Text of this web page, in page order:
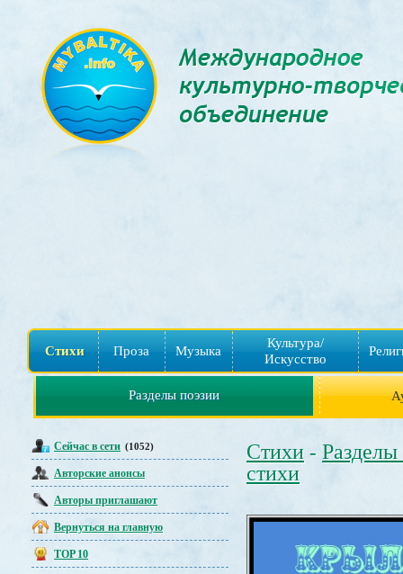
Стихи Проза Музыка
Культура/
Искусство
Разделы поэзии
Сейчас в сети (1052)
Авторские анонсы
Авторы приглашают
Вернуться на главную
TOP 10
Стихи - Разделы
стихи